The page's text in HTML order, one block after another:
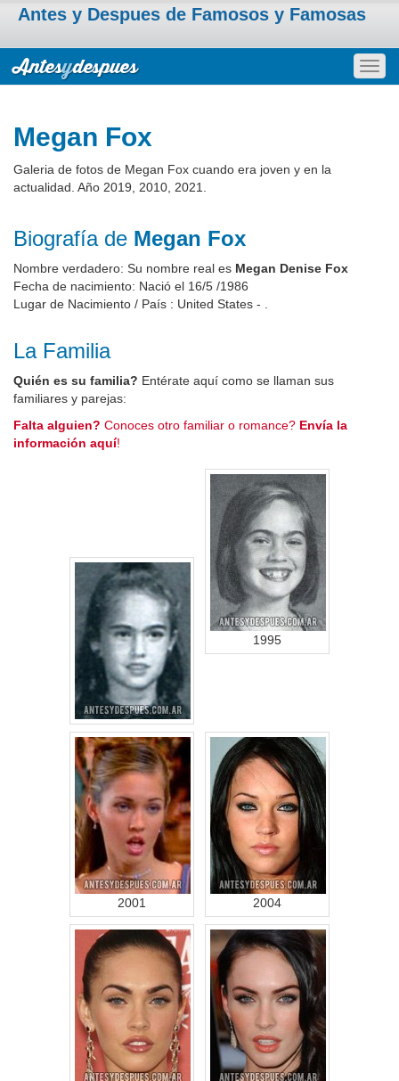
Antes y Despues de Famosos y Famosas
Megan Fox
Galeria de fotos de Megan Fox cuando era joven y en la
actualidad. Año 2019, 2010, 2021.
Biografía de Megan Fox
Nombre verdadero: Su nombre real es Megan Denise Fox
Fecha de nacimiento: Nació el 16/5 /1986
Lugar de Nacimiento / País : United States - .
La Familia
Quién es su familia? Entérate aquí como se llaman sus
familiares y parejas:
Falta alguien? Conoces otro familiar o romance? Envía la
información aquí!
1995
2001 2004